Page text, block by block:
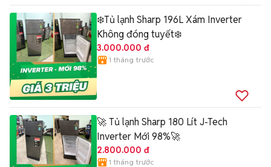
❄️Tủ lạnh Sharp 196L Xám Inverter
Không đóng tuyết❄️
3.000.000 đ
1 tháng trước
🚀 Tủ lạnh Sharp 180 Lít J-Tech
Inverter Mới 98%🚀
2.800.000 đ
1 tháng trước